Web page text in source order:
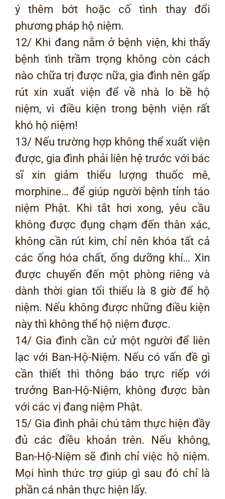
ý thêm bớt hoặc cố tình thay đổi
phương pháp hộ niệm.
12/ Khi đang nằm ở bệnh viện, khi thấy
bệnh tình trầm trọng không còn cách
nào chữa trị được nữa, gia đình nên gấp
rút xin xuất viện để về nhà lo bề hộ
niệm, vì điều kiện trong bệnh viện rất
khó hộ niệm!
13/ Nếu trường hợp không thể xuất viện
được, gia đình phải liên hệ trước với bác
sĩ xin giảm thiểu lượng thuốc mê,
morphine… để giúp người bệnh tỉnh táo
niệm Phật. Khi tắt hơi xong, yêu cầu
không được đụng chạm đến thân xác,
không cần rút kim, chỉ nên khóa tất cả
các ống hóa chất, ống dưỡng khí… Xin
được chuyển đến một phòng riêng và
dành thời gian tối thiểu là 8 giờ để hộ
niệm. Nếu không được những điều kiện
này thì không thể hộ niệm được.
14/ Gia đình cần cử một người để liên
lạc với Ban-Hộ-Niệm. Nếu có vấn đề gì
cần thiết thì thông báo trực riếp với
trưởng Ban-Hộ-Niệm, không được bàn
với các vị đang niệm Phật.
15/ Gia đình phải chú tâm thực hiện đầy
đủ các điều khoản trên. Nếu không,
Ban-Hộ-Niệm sẽ đình chỉ việc hộ niệm.
Mọi hình thức trợ giúp gì sau đó chỉ là
phần cá nhân thực hiện lấy.